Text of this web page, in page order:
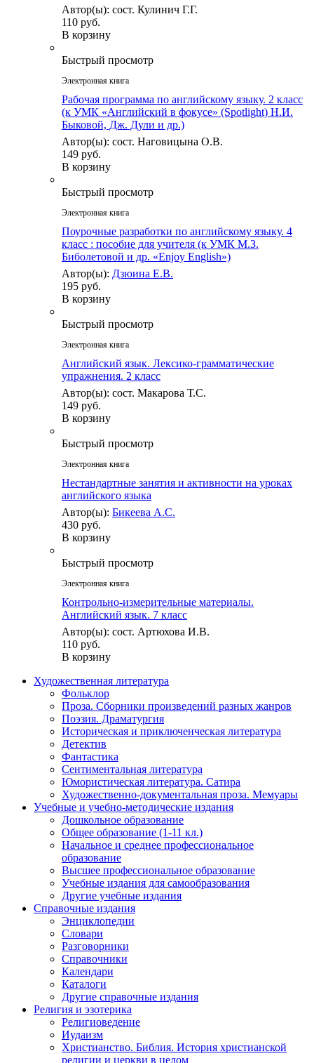
Автор(ы): сост. Кулинич Г.Г.
110 руб.
В корзину
Быстрый просмотр
Электронная книга
Рабочая программа по английскому языку. 2 класс
(к УМК «Английский в фокусе» (Spotlight) Н.И.
Быковой, Дж. Дули и др.)
Автор(ы): сост. Наговицына О.В.
149 руб.
В корзину
Быстрый просмотр
Электронная книга
Поурочные разработки по английскому языку. 4
класс : пособие для учителя (к УМК М.З.
Биболетовой и др. «Enjoy English»)
Автор(ы): Дзюина Е.В.
195 руб.
В корзину
Быстрый просмотр
Электронная книга
Английский язык. Лексико-грамматические
упражнения. 2 класс
Автор(ы): сост. Макарова Т.С.
149 руб.
В корзину
Быстрый просмотр
Электронная книга
Нестандартные занятия и активности на уроках
английского языка
Автор(ы): Бикеева А.С.
430 руб.
В корзину
Быстрый просмотр
Электронная книга
Контрольно-измерительные материалы.
Английский язык. 7 класс
Автор(ы): сост. Артюхова И.В.
110 руб.
В корзину
Художественная литература
Фольклор
Проза. Сборники произведений разных жанров
Поэзия. Драматургия
Историческая и приключенческая литература
Детектив
Фантастика
Сентиментальная литература
Юмористическая литература. Сатира
Художественно-документальная проза. Мемуары
Учебные и учебно-методические издания
Дошкольное образование
Общее образование (1-11 кл.)
Начальное и среднее профессиональное
образование
Высшее профессиональное образование
Учебные издания для самообразования
Другие учебные издания
Справочные издания
Энциклопедии
Словари
Разговорники
Справочники
Календари
Каталоги
Другие справочные издания
Религия и эзотерика
Религиоведение
Иудаизм
Христианство. Библия. История христианской
религии и церкви в целом